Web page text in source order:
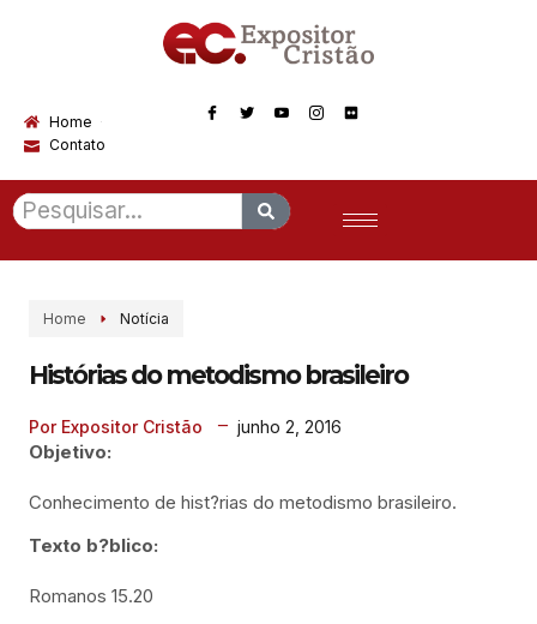
Home
Contato
Home Notícia
Histórias do metodismo brasileiro
Por Expositor Cristão junho 2, 2016
Objetivo:
Conhecimento de hist?rias do metodismo brasileiro.
Texto b?blico:
Romanos 15.20